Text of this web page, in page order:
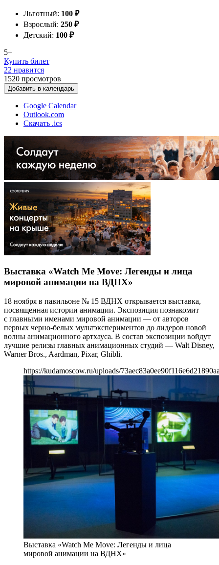
Льготный: 100 ₽
Взрослый: 250 ₽
Детский: 100 ₽
5+
Купить билет
22 нравится
1520 просмотров
Добавить в календарь
Google Calendar
Outlook.com
Скачать .ics
Выставка «Watch Me Move: Легенды и лица
мировой анимации на ВДНХ»
18 ноября в павильоне № 15 ВДНХ открывается выставка,
посвященная истории анимации. Экспозиция познакомит
с главными именами мировой анимации — от авторов
первых черно-белых мультэкспериментов до лидеров новой
волны анимационного артхауса. В состав экспозиции войдут
лучшие релизы главных анимационных студий — Walt Disney,
Warner Bros., Aardman, Pixar, Ghibli.
https://kudamoscow.ru/uploads/
Выставка «Watch Me Move: Легенды и лица
мировой анимации на ВДНХ»